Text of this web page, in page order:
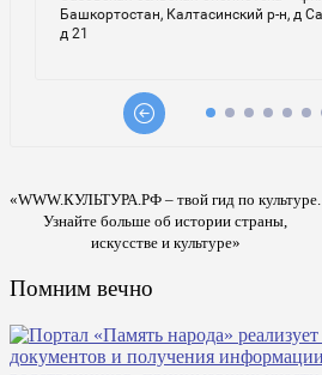
«WWW.КУЛЬТУРА.РФ – твой гид по культуре.
Узнайте больше об истории страны,
искусстве и культуре»
Помним вечно